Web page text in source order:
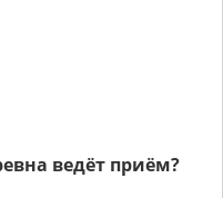
ведёт приём?